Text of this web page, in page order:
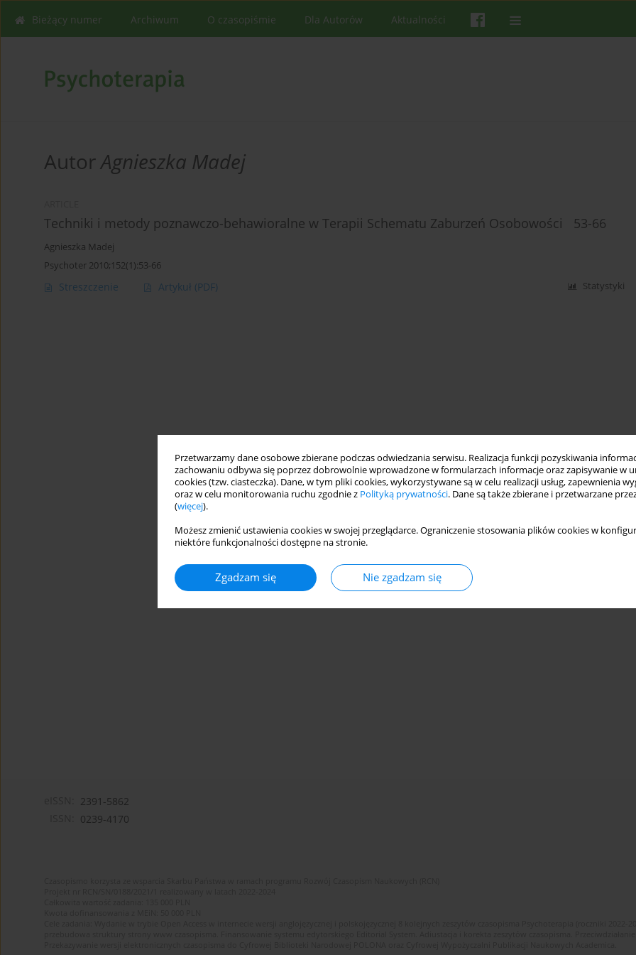
Przetwarzamy dane osobowe zbierane podczas odwiedzania serwisu. Realizacja funkcji pozyskiwania
zachowaniu odbywa się poprzez dobrowolnie wprowadzone w formularzach informacje oraz zapisywanie w
cookies (tzw. ciasteczka). Dane, w tym pliki cookies, wykorzystywane są w celu realizacji usług, zapewnienia
oraz w celu monitorowania ruchu zgodnie z Polityką prywatności. Dane są także zbierane i przetwarzane
(więcej).
Możesz zmienić ustawienia cookies w swojej przeglądarce. Ograniczenie stosowania plików cookies w
niektóre funkcjonalności dostępne na stronie.
Zgadzam się Nie zgadzam się
Bieżący numer Archiwum O czasopiśmie Dla Autorów Aktualności
AutorAgnieszka Madej
Techniki i metody poznawczo-behawioralne w Terapii Schematu Zaburzeń Osobowości 53-66
Agnieszka Madej
Psychoter 2010;152(1):53-66
Streszczenie Artykuł (PDF) Statystyki
2391-5862
0239-4170